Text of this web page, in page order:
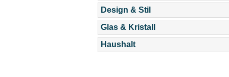
Design & Stil
Glas & Kristall
Haushalt